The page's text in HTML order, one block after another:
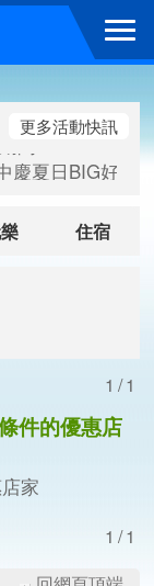
間：115/08/07-
禮(活動期間：
間：115/08/07-
慶夏日BIG好刷(
更多活動快訊
住宿
1/1
件的優惠店
家
1/1